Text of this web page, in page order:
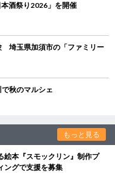
酒祭り2026」を開催
埼玉県加須市の「ファミリー
秋のマルシェ
もっと見る
絵本『スモックリン』制作プ
ングで支援を募集